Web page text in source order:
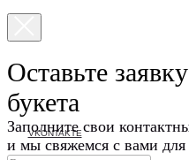
VKONTAKTE
Оставьте
букета
Заполните свои
и мы свяжемся с вами для